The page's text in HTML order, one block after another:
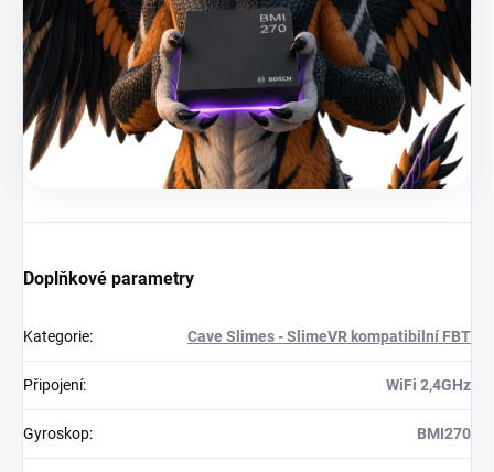
Doplňkové parametry
Kategorie: Cave Slimes - SlimeVR kompatibilní FBT
Připojení: WiFi 2,4GHz
Gyroskop: BMI270